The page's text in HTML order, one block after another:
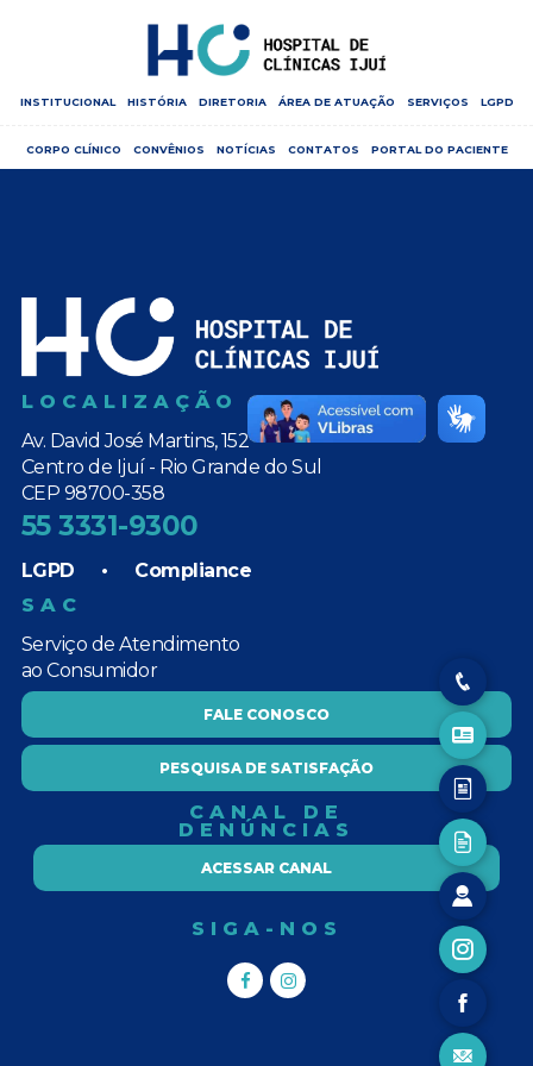
INSTITUCIONAL HISTÓRIA DIRETORIA ÁREA DE ATUAÇÃO SERVIÇOS LGPD
CORPO CLÍNICO CONVÊNIOS NOTÍCIAS CONTATOS PORTAL DO PACIENTE
LOCALIZAÇÃO
Av. David José Martins, 152
Centro de Ijuí - Rio Grande do Sul
CEP 98700-358
55 3331-9300
LGPD • Compliance
SAC
Serviço de Atendimento
ao Consumidor
FALE CONOSCO
PESQUISA DE SATISFAÇÃO
CANAL DE
DENÚNCIAS
ACESSAR CANAL
SIGA-NOS